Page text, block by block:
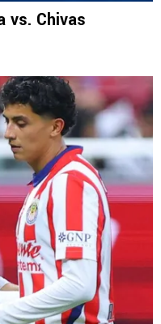
vs. Chivas